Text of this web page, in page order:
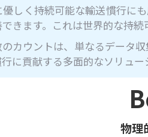
しく持続可能な輸送慣行に
きます。これは世界的な持
カウントは、単なるデータ
に貢献する多面的なソリュー
物理